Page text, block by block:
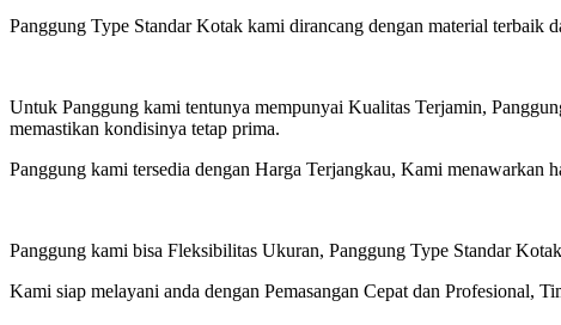
Panggung Type Standar Kotak kami dirancang dengan material terbaik
Untuk Panggung kami tentunya mempunyai Kualitas Terjamin,
memastikan kondisinya tetap prima.
Panggung kami tersedia dengan Harga Terjangkau, Kami menawarkan
Panggung kami bisa Fleksibilitas Ukuran, Panggung Type Standar
Kami siap melayani anda dengan Pemasangan Cepat dan Profesional,